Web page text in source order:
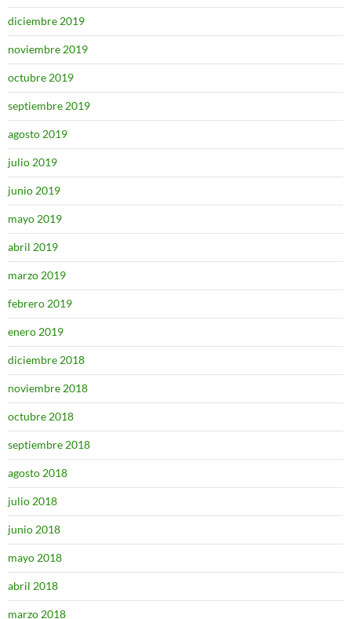
diciembre 2019
noviembre 2019
octubre 2019
septiembre 2019
agosto 2019
julio 2019
junio 2019
mayo 2019
abril 2019
marzo 2019
febrero 2019
enero 2019
diciembre 2018
noviembre 2018
octubre 2018
septiembre 2018
agosto 2018
julio 2018
junio 2018
mayo 2018
abril 2018
marzo 2018